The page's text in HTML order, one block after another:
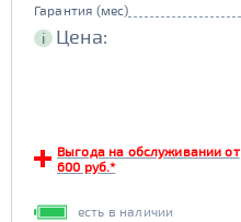
Гарантия (мес)
i Цена:
Выгода на обслуживании от
600 руб.*
есть в наличии